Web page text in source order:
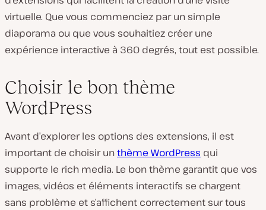
virtuelle. Que vous commenciez par un simple
diaporama ou que vous souhaitiez créer une
expérience interactive à 360 degrés, tout est possible.
Choisir le bon thème
WordPress
Avant d’explorer les options des extensions, il est
important de choisir unthème WordPress qui
supporte le rich media. Le bon thème garantit que vos
images, vidéos et éléments interactifs se chargent
sans problème et s’affichent correctement sur tous